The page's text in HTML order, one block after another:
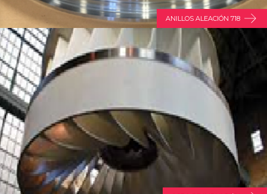
ANILLOS ALEACIÓN 718